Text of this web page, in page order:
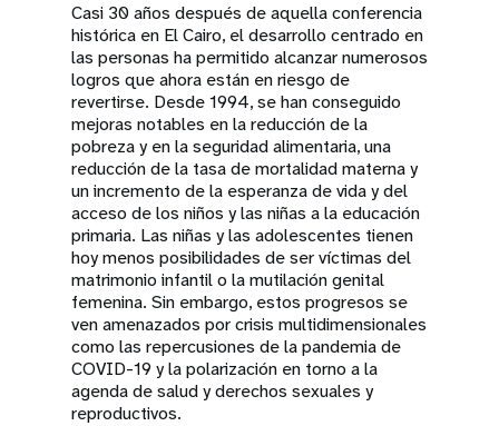
Casi 30 años después de aquella conferencia
histórica en El Cairo, el desarrollo centrado en
las personas ha permitido alcanzar numerosos
logros que ahora están en riesgo de
revertirse. Desde 1994, se han conseguido
mejoras notables en la reducción de la
pobreza y en la seguridad alimentaria, una
reducción de la tasa de mortalidad materna y
un incremento de la esperanza de vida y del
acceso de los niños y las niñas a la educación
primaria. Las niñas y las adolescentes tienen
hoy menos posibilidades de ser víctimas del
matrimonio infantil o la mutilación genital
femenina. Sin embargo, estos progresos se
ven amenazados por crisis multidimensionales
como las repercusiones de la pandemia de
COVID-19 y la polarización en torno a la
agenda de salud y derechos sexuales y
reproductivos.